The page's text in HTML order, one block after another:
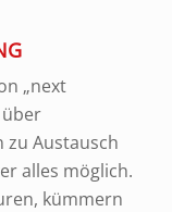
„next
Austausch
alles möglich.
kümmern